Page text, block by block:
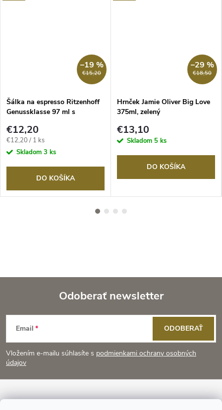
€15,20
–19 %
Šálka na espresso Ritzenhoff
Genussklasse 97 ml s
€12,20
Jednotková
cena:
€12,20 / 1 ks
Skladom 3 ks
DO KOŠÍKA
€18,50
–29 %
Hrnček Jamie Oliver Big Love
375ml, zelený
€13,10
Skladom 5 ks
DO KOŠÍKA
Z
á
p
ä
Odoberať newsletter
Email
Vložením e-mailu súhlasíte s podmienkami ochrany osobných
údajov
ODOBERAŤ
Informácie pre vás